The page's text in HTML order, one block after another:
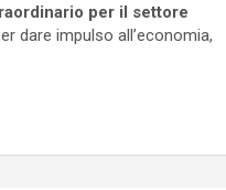
per il settore
dare impulso all’economia,